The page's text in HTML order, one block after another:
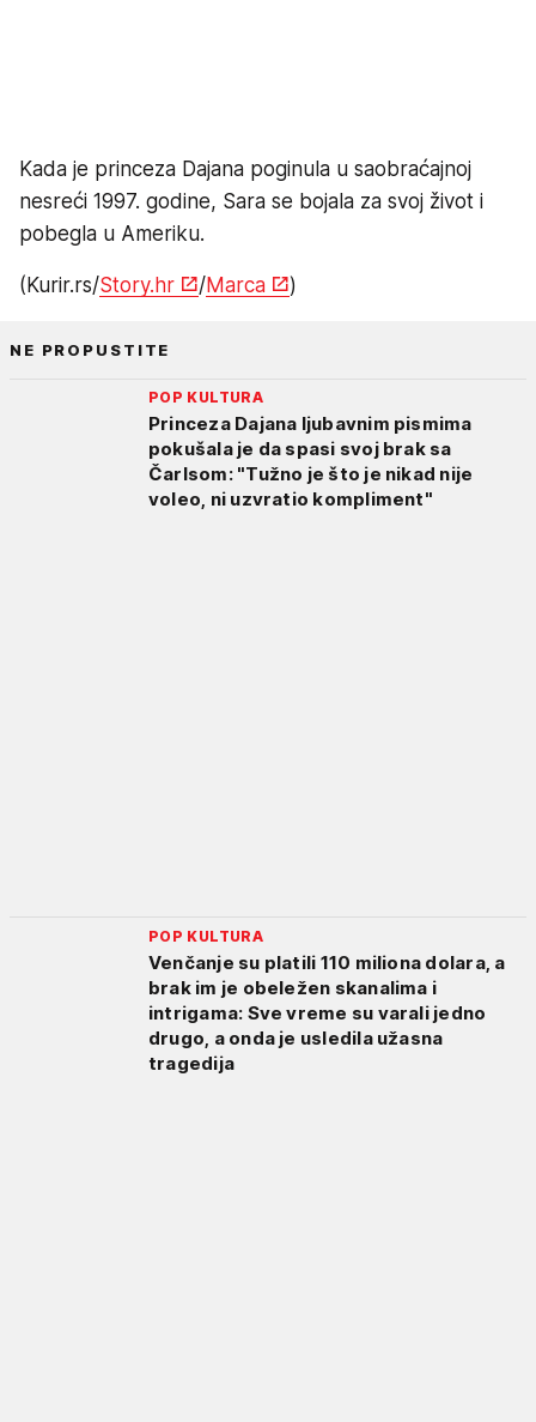
Kada je princeza Dajana poginula u saobraćajnoj
nesreći 1997. godine, Sara se bojala za svoj život i
pobegla u Ameriku.
(Kurir.rs/Story.hr /Marca )
NE PROPUSTITE
POP KULTURA
Princeza Dajana ljubavnim pismima
pokušala je da spasi svoj brak sa
Čarlsom: "Tužno je što je nikad nije
voleo, ni uzvratio kompliment"
POP KULTURA
Venčanje su platili 110 miliona dolara, a
brak im je obeležen skanalima i
intrigama: Sve vreme su varali jedno
drugo, a onda je usledila užasna
tragedija